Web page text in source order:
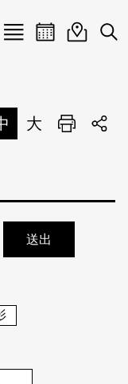
Menu
English
登入/註冊
活動日曆活動地圖
展
大 列印